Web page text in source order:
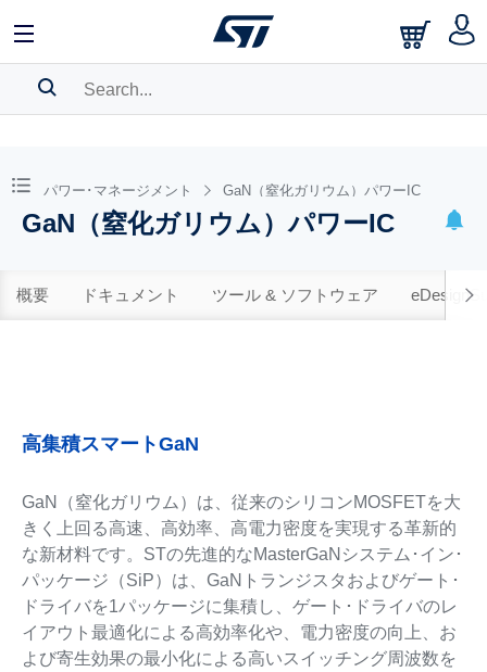
BOOKMARK
Please log into show your saved searches.
パワー･マネージメント GaN（窒化ガリウム）パワーIC
GaN（窒化ガリウム）パワーIC
概要 ドキュメント ツール & ソフトウェア
高集積スマートGaN
GaN（窒化ガリウム）は、従来のシリコンMOSFETを大
きく上回る高速、高効率、高電力密度を実現する革新的
な新材料です。STの先進的なMasterGaNシステム･イン･
パッケージ（SiP）は、GaNトランジスタおよびゲート･
ドライバを1パッケージに集積し、ゲート･ドライバのレ
イアウト最適化による高効率化や、電力密度の向上、お
よび寄生効果の最小化による高いスイッチング周波数を